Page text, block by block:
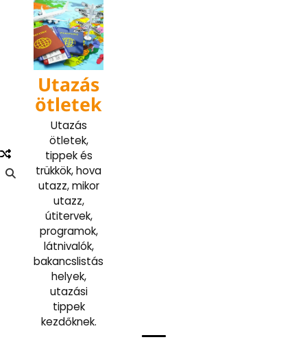
content
Utazás
ötletek
Utazás
ötletek,
tippek és
trükkök, hova
utazz, mikor
utazz,
útitervek,
programok,
látnivalók,
bakancslistás
helyek,
utazási
tippek
kezdőknek.